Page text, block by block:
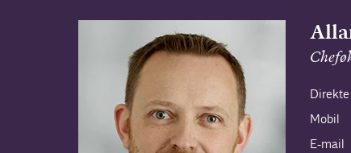
Direkte
Mobil
E-mail